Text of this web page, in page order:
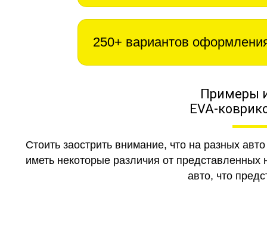
250+ вариантов
Примеры
EVA-
Стоить заострить внимание, что на разных
иметь некоторые различия от
авто, что